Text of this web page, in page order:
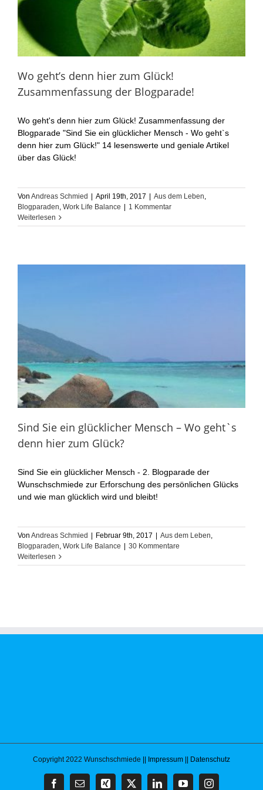
Wo geht’s denn hier zum Glück!
Zusammenfassung der Blogparade!
Wo geht's denn hier zum Glück! Zusammenfassung der
Blogparade "Sind Sie ein glücklicher Mensch - Wo geht`s
denn hier zum Glück!" 14 lesenswerte und geniale Artikel
über das Glück!
Von Andreas Schmied | April 19th, 2017 | Aus dem Leben
Blogparaden Work Life Balance | 1 Kommentar
Weiterlesen
Sind Sie ein glücklicher Mensch – Wo geht`s
denn hier zum Glück?
Sind Sie ein glücklicher Mensch - 2. Blogparade der
Wunschschmiede zur Erforschung des persönlichen Glücks
und wie man glücklich wird und bleibt!
Von Andreas Schmied Februar 9th, 2017 Aus dem Leben,
Blogparaden, Work Life Balance
30 Kommentare
Weiterlesen
Copyright 2022 Wunschschmiede || Impressum || Datenschutz
Facebook
E- Xing X LinkedInYouTubeInstagram